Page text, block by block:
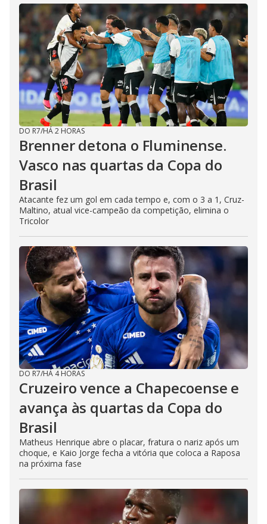
DO R7/HÁ 2 HORAS
Brenner detona o Fluminense.
Vasco nas quartas da Copa do
Brasil
Atacante fez um gol em cada tempo e, com o 3 a 1, Cruz-
Maltino, atual vice-campeão da competição, elimina o
Tricolor
DO R7/HÁ 4 HORAS
Cruzeiro vence a Chapecoense e
avança às quartas da Copa do
Brasil
Matheus Henrique abre o placar, fratura o nariz após um
choque, e Kaio Jorge fecha a vitória que coloca a Raposa
na próxima fase